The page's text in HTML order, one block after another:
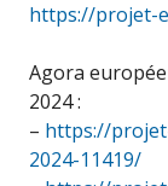
https://projet-
Agora
2024 :
– https://
2024-11419/